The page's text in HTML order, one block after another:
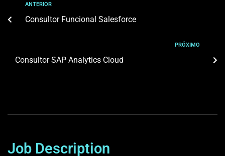
ANTERIOR
Consultor Funcional Salesforce
PRÓXIMO
Consultor SAP Analytics Cloud
Job Description